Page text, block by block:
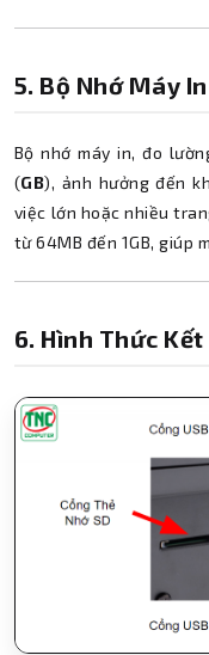
5. Bộ Nhớ Máy In
Bộ nhớ máy in, đo
(GB), ảnh hưởng đến
việc lớn hoặc nhiều
từ 64MB đến 1GB, giúp
6. Hình Thức Kết